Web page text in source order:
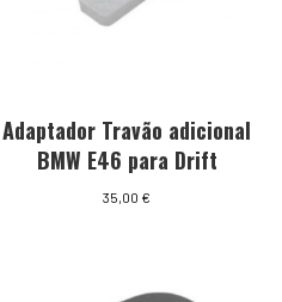
Adaptador Travão adicional
BMW E46 para Drift
35,00 €